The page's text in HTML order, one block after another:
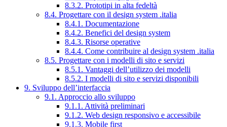
8.3.2. Prototipi in alta fedeltà
8.4. Progettare con il design system .italia
8.4.1. Documentazione
8.4.2. Benefici del design system
8.4.3. Risorse operative
8.4.4. Come contribuire al design system .italia
8.5. Progettare con i modelli di sito e servizi
8.5.1. Vantaggi dell’utilizzo dei modelli
8.5.2. I modelli di sito e servizi disponibili
9. Sviluppo dell’interfaccia
9.1. Approccio allo sviluppo
9.1.1. Attività preliminari
9.1.2. Web design responsivo e accessibile
9.1.3. Mobile first